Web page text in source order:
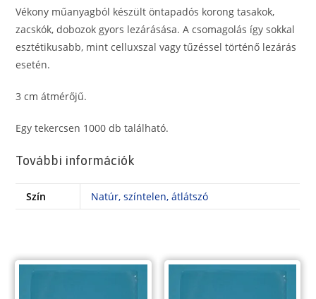
db
mennyiség
Vékony műanyagból készült öntapadós korong tasakok,
zacskók, dobozok gyors lezárásása. A csomagolás így sokkal
esztétikusabb, mint celluxszal vagy tűzéssel történő lezárás
esetén.
3 cm átmérőjű.
Egy tekercsen 1000 db található.
További információk
Szín Natúr, színtelen, átlátszó